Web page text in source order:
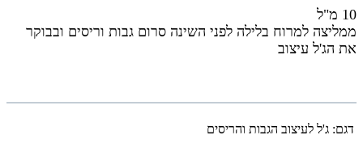
10 מ"ל
ממליצה למרוח בלילה לפני השינה סרום גבות וריסים ובבוקר
את הג'ל עיצוב
דגם: ג'ל לעיצוב הגבות והריסים